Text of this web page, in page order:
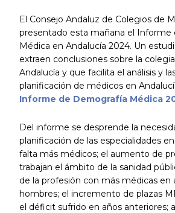
El Consejo Andaluz de Colegios de
presentado esta mañana el Informe
Médica en Andalucía 2024. Un
extraen conclusiones sobre la
Andalucía y que facilita el análisis y
planificación de médicos en
Informe de Demografía Médica
Del informe se desprende la
planificación de las especialidades
falta más médicos; el aumento de
trabajan el ámbito de la sanidad
de la profesión con más médicas en
hombres; el incremento de plazas
el déficit sufrido en años anteriores;